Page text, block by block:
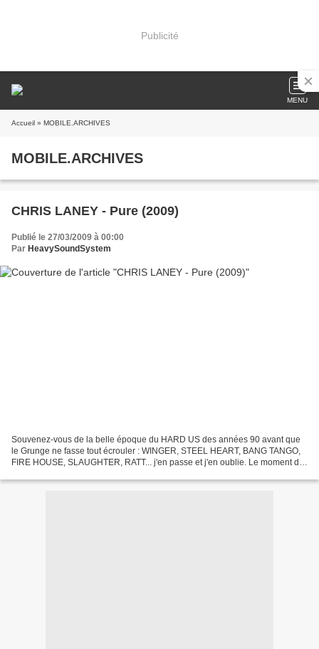
Publicité
MENU
Accueil » MOBILE.ARCHIVES
MOBILE.ARCHIVES
CHRIS LANEY - Pure (2009)
Publié le 27/03/2009 à 00:00
Par HeavySoundSystem
Souvenez-vous de la belle époque du HARD US des années 90 avant que
le Grunge ne fasse tout écrouler : WINGER, STEEL HEART, BANG TANGO,
FIRE HOUSE, SLAUGHTER, RATT... j'en passe et j'en oublie. Le moment de